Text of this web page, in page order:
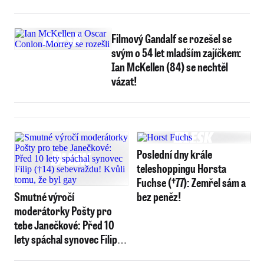
Filmový Gandalf se rozešel se
svým o 54 let mladším zajíčkem:
Ian McKellen (84) se nechtěl
vázat!
Smutné výročí
moderátorky Pošty pro
tebe Janečkové: Před 10
lety spáchal synovec Filip
Poslední dny krále
teleshoppingu Horsta
Fuchse (†77): Zemřel sám a
bez peněz!